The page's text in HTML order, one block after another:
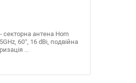
секторна антена Horn
60°, 16 dBi, подвійна
...